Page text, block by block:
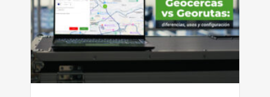
Leer más
julio 20, 2026